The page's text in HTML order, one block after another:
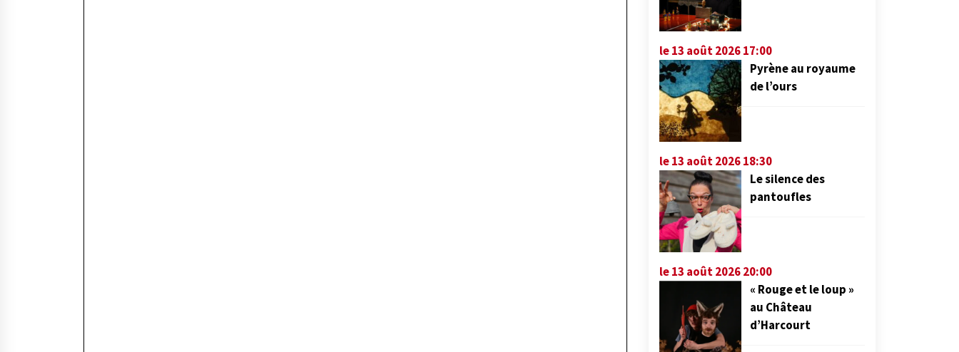
le 13 août 2026 17:00
Pyrène au royaume
de l’ours
le 13 août 2026 18:30
Le silence des
pantoufles
le 13 août 2026 20:00
« Rouge et le loup »
au Château
d’Harcourt